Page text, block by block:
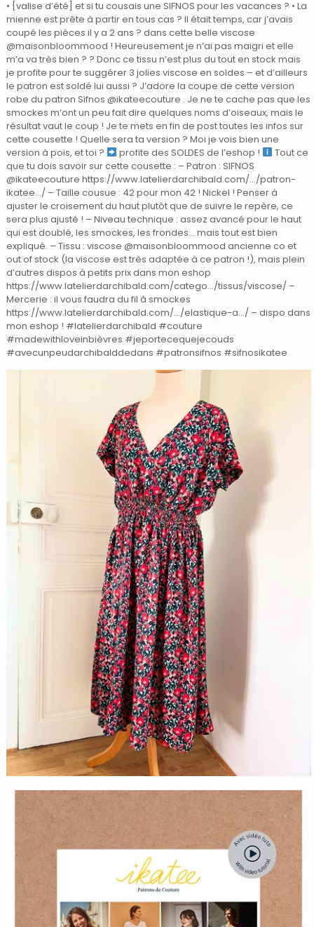
• [valise d’été] et si tu cousais une SIFNOS pour les vacances ? • La
mienne est prête à partir en tous cas ? Il était temps, car j’avais
coupé les pièces il y a 2 ans ? dans cette belle viscose
@maisonbloommood ! Heureusement je n’ai pas maigri et elle
m’a va très bien ? ? Donc ce tissu n’est plus du tout en stock mais
je profite pour te suggérer 3 jolies viscose en soldes – et d’ailleurs
le patron est soldé lui aussi ? J’adore la coupe de cette version
robe du patron Sifnos @ikateecouture . Je ne te cache pas que les
smockes m’ont un peu fait dire quelques noms d’oiseaux, mais le
résultat vaut le coup ! Je te mets en fin de post toutes les infos sur
cette cousette ! Quelle sera ta version ? Moi je vois bien une
version à pois, et toi ?
profite des SOLDES de l’eshop !
Tout ce
que tu dois savoir sur cette cousette : – Patron : SIFNOS
@ikateecouture https://www.latelierdarchibald.com/…/patron-
ikatee…/ – Taille cousue : 42 pour mon 42 ! Nickel ! Penser à
ajuster le croisement du haut plutôt que de suivre le repère, ce
sera plus ajusté ! – Niveau technique : assez avancé pour le haut
qui est doublé, les smockes, les frondes… mais tout est bien
expliqué. – Tissu : viscose @maisonbloommood ancienne co et
out of stock (la viscose est très adaptée à ce patron !), mais plein
d’autres dispos à petits prix dans mon eshop
https://www.latelierdarchibald.com/catego…/tissus/viscose/ –
Mercerie : il vous faudra du fil à smockes
https://www.latelierdarchibald.com/…/elastique-a…/ – dispo dans
mon eshop ! #latelierdarchibald #couture
#madewithloveinbièvres #jeportecequejecouds
#avecunpeudarchibalddedans #patronsifnos #sifnosikatee